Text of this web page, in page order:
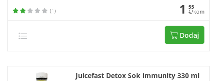
(1) 1 55
€/kom
Dodaj
Juicefast Detox Sok immunity 330 ml